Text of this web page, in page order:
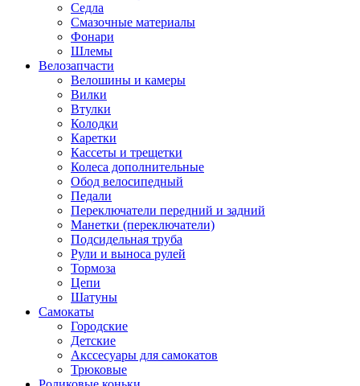
Седла
Смазочные материалы
Фонари
Шлемы
Велозапчасти
Велошины и камеры
Вилки
Втулки
Колодки
Каретки
Кассеты и трещетки
Колеса дополнительные
Обод велосипедный
Педали
Переключатели передний и задний
Манетки (переключатели)
Подсидельная труба
Рули и выноса рулей
Тормоза
Цепи
Шатуны
Самокаты
Городские
Детские
Акссесуары для самокатов
Трюковые